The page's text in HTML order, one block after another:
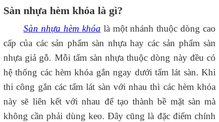
Sàn nhựa hèm khóa là gì?
Sàn nhựa hèm khóa là một nhánh thuộc dòng cao
cấp của các sản phẩm sàn nhựa hay các sản phẩm sàn
nhựa giả gỗ. Mỗi tấm sàn nhựa thuộc dòng này đều có
hệ thống các hèm khóa gắn ngay dưới tấm lát sàn. Khi
thi công gắn các tấm lát sàn với nhau thì các hèm khóa
này sẽ liên kết với nhau để tạo thành bề mặt sàn mà
không cần phải dùng keo. Đây cũng là đặc điểm chính